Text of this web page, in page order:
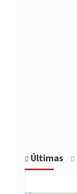
Últimas